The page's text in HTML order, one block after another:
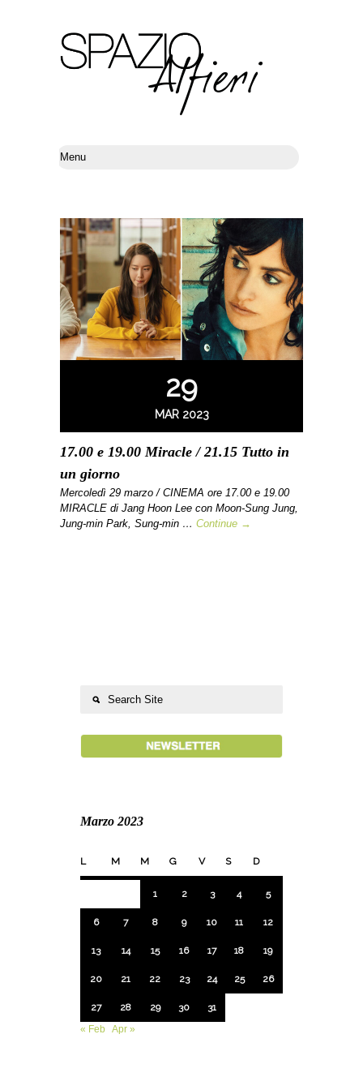
29
MAR 2023
17.00 e 19.00 Miracle / 21.15 Tutto in
un giorno
Mercoledì 29 marzo / CINEMA ore 17.00 e 19.00
MIRACLE di Jang Hoon Lee con Moon-Sung Jung,
Jung-min Park, Sung-min … Continue →
Marzo 2023
L M M G V S D
1 2 3 4 5
6 7 8 9 10 11 12
13 14 15 16 17 18 19
20 21 22 23 24 25 26
27 28 29 30
31
« Feb Apr »